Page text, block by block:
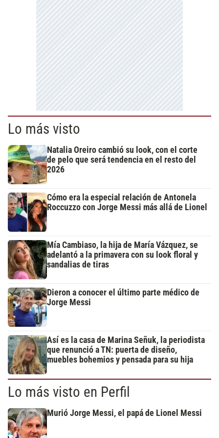
Lo más visto
Natalia Oreiro cambió su look, con el corte
de pelo que será tendencia en el resto del
2026
Cómo era la especial relación de Antonela
Roccuzzo con Jorge Messi más allá de Lionel
Mía Cambiaso, la hija de María Vázquez, se
adelantó a la primavera con su look floral y
sandalias de tiras
Dieron a conocer el último parte médico de
Jorge Messi
Así es la casa de Marina Señuk, la periodista
que renunció a TN: puerta de diseño,
muebles bohemios y pensada para su hija
Lo más visto en Perfil
Murió Jorge Messi, el papá de Lionel Messi